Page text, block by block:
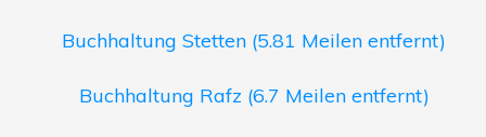
Buchhaltung Stetten (5.81 Meilen entfernt)
Buchhaltung Rafz (6.7 Meilen entfernt)